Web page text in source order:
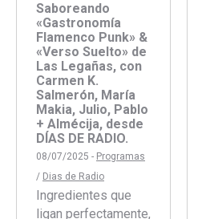
Saboreando
«Gastronomía
Flamenco Punk» &
«Verso Suelto» de
Las Legañas, con
Carmen K.
Salmerón, María
Makia, Julio, Pablo
+ Almécija, desde
DÍAS DE RADIO.
08/07/2025 - Programas
/ Dias de Radio
Ingredientes que
ligan perfectamente,